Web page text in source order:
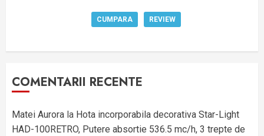
CUMPARA REVIEW
COMENTARII RECENTE
Matei Aurora la Hota incorporabila decorativa Star-Light
HAD-100RETRO, Putere absortie 536.5 mc/h, 3 trepte de